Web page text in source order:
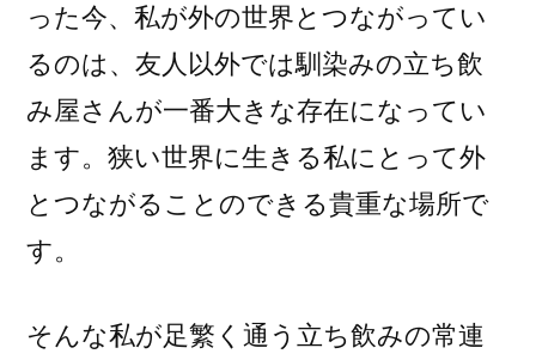
った今、私が外の世界とつながってい
るのは、友人以外では馴染みの立ち飲
み屋さんが一番大きな存在になってい
ます。狭い世界に生きる私にとって外
とつながることのできる貴重な場所で
す。
そんな私が足繁く通う立ち飲みの常連